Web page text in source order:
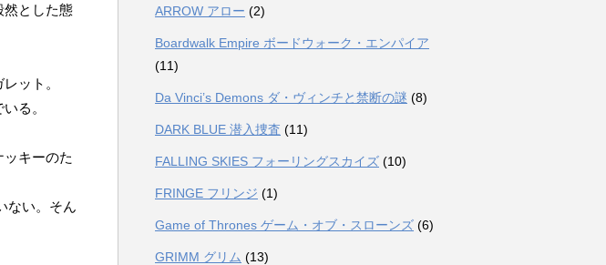
然とした態
ット。
る。
キーのた
ない。そん
ARROW アロー (2)
Boardwalk Empire ボードウォーク・エンパイア
(11)
Da Vinci’s Demons ダ・ヴィンチと禁断の謎 (8)
DARK BLUE 潜入捜査 (11)
FALLING SKIES フォーリングスカイズ (10)
FRINGE フリンジ (1)
Game of Thrones ゲーム・オブ・スローンズ (6)
GRIMM グリム (13)